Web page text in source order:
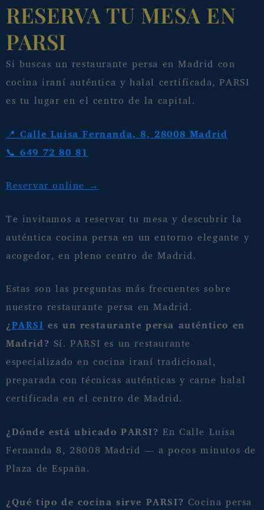
RESERVA TU MESA EN
PARSI
Si buscas un restaurante persa en Madrid con
cocina iraní auténtica y halal certificada, PARSI
es tu lugar en el centro de la capital.
📍Calle Luisa Fernanda, 8, 28008 Madrid
📞649 72 80 81
Reservar online →
Te invitamos a reservar tu mesa y descubrir la
auténtica cocina persa en un entorno elegante y
acogedor, en pleno centro de Madrid.
Estas son las preguntas más frecuentes sobre
nuestro restaurante persa en Madrid.
¿PARSIes un restaurante persa auténtico en
Madrid? Sí. PARSI es un restaurante
especializado en cocina iraní tradicional,
preparada con técnicas auténticas y carne halal
certificada en el centro de Madrid.
¿Dónde está ubicado PARSI? En Calle Luisa
Fernanda 8, 28008 Madrid — a pocos minutos de
Plaza de España.
¿Qué tipo de cocina sirve PARSI? Cocina persa